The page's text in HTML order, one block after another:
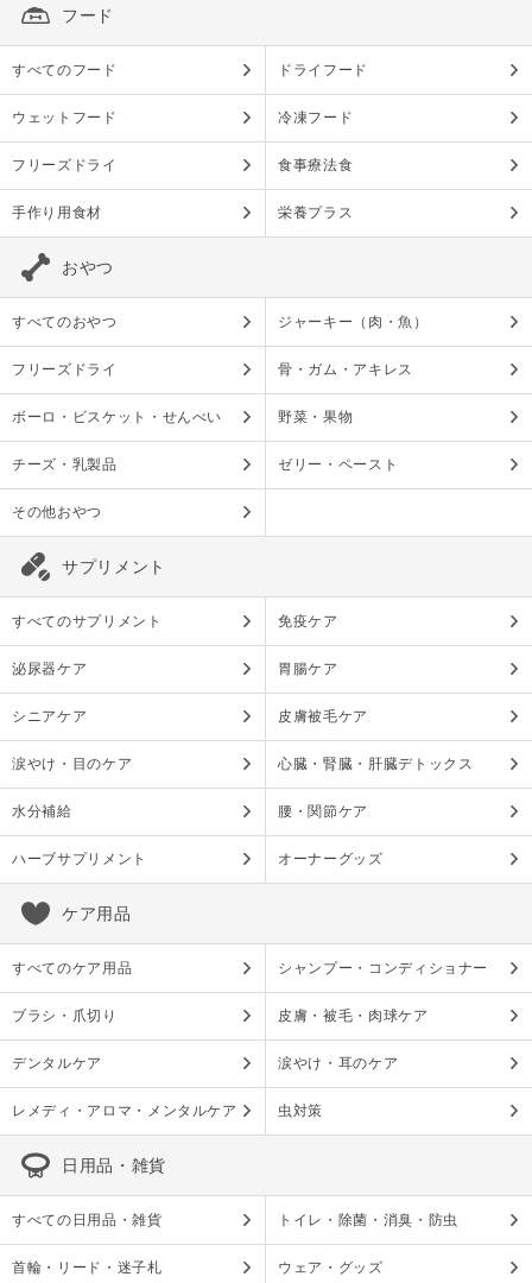
フード
すべてのフード ドライフード
ウェットフード 冷凍フード
フリーズドライ 食事療法食
手作り用食材 栄養プラス
おやつ
すべてのおやつ ジャーキー（肉・魚）
フリーズドライ 骨・ガム・アキレス
ボーロ・ビスケット・せんべい 野菜・果物
チーズ・乳製品 ゼリー・ペースト
その他おやつ
サプリメント
すべてのサプリメント 免疫ケア
泌尿器ケア 胃腸ケア
シニアケア 皮膚被毛ケア
涙やけ・目のケア 心臓・腎臓・肝臓デトックス
水分補給 腰・関節ケア
ハーブサプリメント オーナーグッズ
ケア用品
すべてのケア用品 シャンプー・コンディショナー
ブラシ・爪切り 皮膚・被毛・肉球ケア
デンタルケア 涙やけ・耳のケア
レメディ・アロマ・メンタルケア 虫対策
日用品・雑貨
すべての日用品・雑貨 トイレ・除菌・消臭・防虫
首輪・リード・迷子札 ウェア・グッズ